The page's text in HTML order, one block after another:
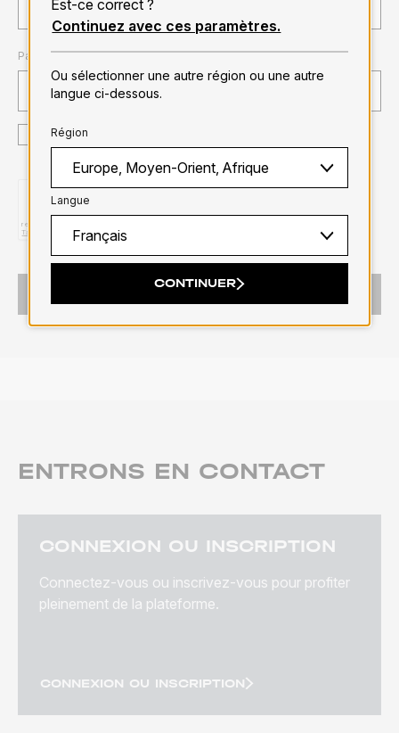
Pays/région
J’accepte la
générales
ENTRONS EN CONTACT
CONNEXION OU INSCRIPTION
Connectez-vous ou inscrivez-vous pour profiter
pleinement de la plateforme.
CONNEXION OU INSCRIPTION
Est-ce correct ?
Continuez avec ces paramètres.
Ou sélectionner une autre région ou une autre
langue ci-dessous.
Région
Langue
CONTINUER